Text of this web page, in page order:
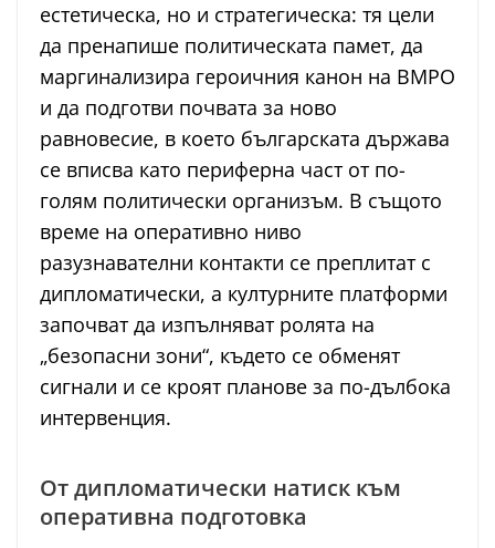
естетическа, но и стратегическа: тя цели
да пренапише политическата памет, да
маргинализира героичния канон на ВМРО
и да подготви почвата за ново
равновесие, в което българската държава
се вписва като периферна част от по-
голям политически организъм. В същото
време на оперативно ниво
разузнавателни контакти се преплитат с
дипломатически, а културните платформи
започват да изпълняват ролята на
„безопасни зони“, където се обменят
сигнали и се кроят планове за по-дълбока
интервенция.
От дипломатически натиск към
оперативна подготовка